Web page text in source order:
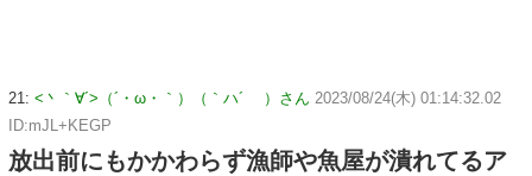
21: <丶｀∀´>（´・ω・｀）（｀ハ´ ）さん 2023/08/24(木) 01:14:32.02
ID:mJL+KEGP
放出前にもかかわらず漁師や魚屋が潰れてるア